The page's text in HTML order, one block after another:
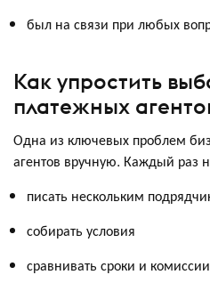
был на связи при любых
Как упростить
платежных
Одна из ключевых проблем
агентов вручную. Каждый раз
писать нескольким
собирать условия
сравнивать сроки и комиссии